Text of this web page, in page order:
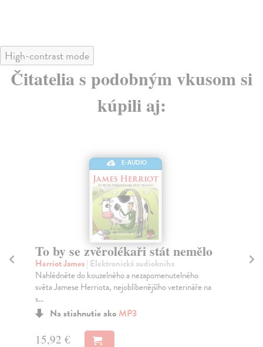
High-contrast mode
Čitatelia s podobným vkusom si
kúpili aj:
E-AUDIO
To by se zvěrolékaři stát nemělo
Herriot James| Elektronická audiokniha
Nahlédněte do kouzelného a nezapomenutelného
světa Jamese Herriota, nejoblíbenějšího veterináře na
s...
Na stiahnutie ako MP3
15,92 €